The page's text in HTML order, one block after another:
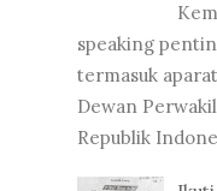
speaking
termasuk
Dewan
Republik